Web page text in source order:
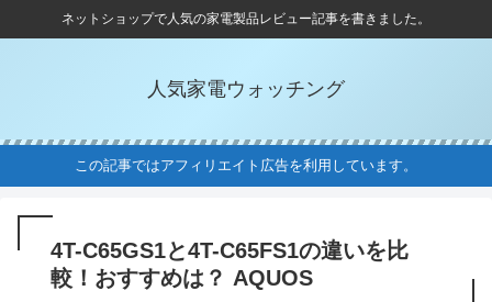
ネットショップで人気の家電製品レビュー記事を書きました。
人気家電ウォッチング
この記事ではアフィリエイト広告を利用しています。
4T-C65GS1と4T-C65FS1の違いを比
較！おすすめは？ AQUOS